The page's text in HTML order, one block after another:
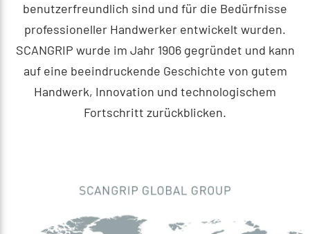
benutzerfreundlich sind und für die Bedürfnisse
professioneller Handwerker entwickelt wurden.
SCANGRIP wurde im Jahr 1906 gegründet und kann
auf eine beeindruckende Geschichte von gutem
Handwerk, Innovation und technologischem
Fortschritt zurückblicken.